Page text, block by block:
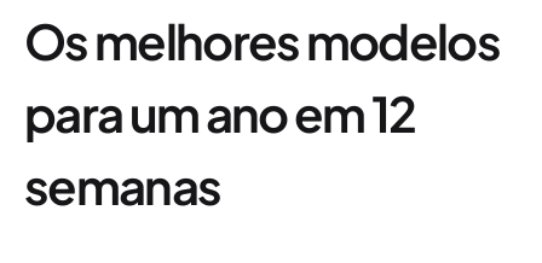
Os melhores modelos
para um ano em 12
semanas